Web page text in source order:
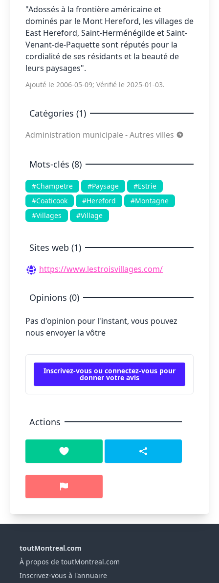
"Adossés à la frontière américaine et
dominés par le Mont Hereford, les villages de
East Hereford, Saint-Herménégilde et Saint-
Venant-de-Paquette sont réputés pour la
cordialité de ses résidants et la beauté de
leurs paysages".
Ajouté le 2006-05-09; Vérifié le 2025-01-03.
Catégories (1)
Administration municipale - Autres villes
Mots-clés (8)
#Champetre #Paysage
#Estrie
#Coaticook
#Hereford
#Montagne
#Villages
#Village
Sites web (1)
https://www.lestroisvillages.com/
Opinions (0)
Pas d'opinion pour l'instant, vous pouvez
nous envoyer la vôtre
Inscrivez-vous ou connectez-vous pour
donner votre avis
Actions
toutMontreal.com
À propos de toutMontreal.com
Inscrivez-vous à l'annuaire